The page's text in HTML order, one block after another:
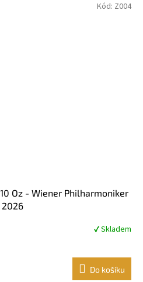
Oz - Wiener Philharmoniker
2026
✔ Skladem
Do košíku
Kód: Z004